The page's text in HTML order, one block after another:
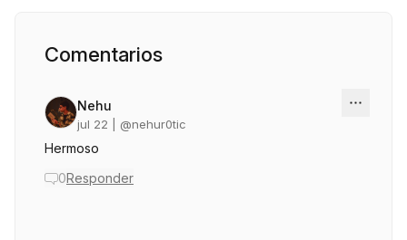
Comentarios
Nehu
jul 22 | @nehur0tic
Hermoso
0Responder